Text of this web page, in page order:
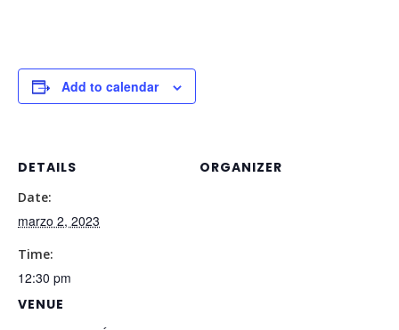
Add to calendar
DETAILS
Date:
marzo 2, 2023
Time:
12:30 pm
VENUE
ORGANIZER